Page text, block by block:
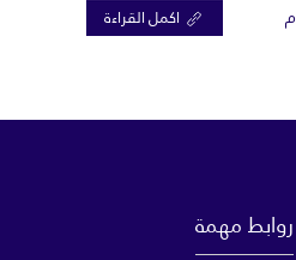
اكمل القراءة
روابط مهمة